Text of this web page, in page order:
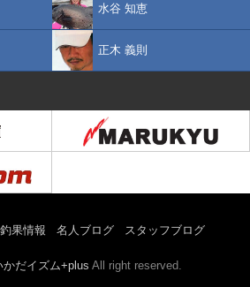
水谷 知恵
正木 義則
釣果情報 名人ブログ スタッフブログ
かだイズム+plus All right reserved.